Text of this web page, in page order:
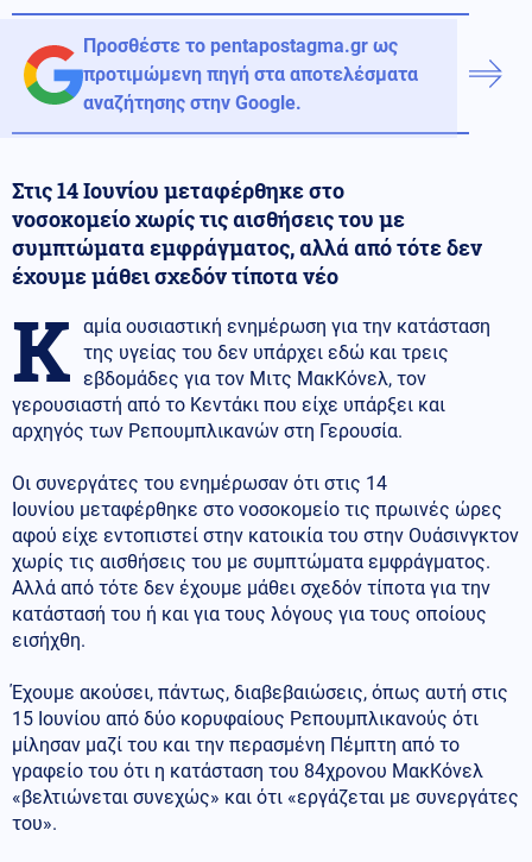
Προσθέστε το pentapostagma.gr ως
προτιμώμενη πηγή στα αποτελέσματα
αναζήτησης στην Google.
Στις 14 Ιουνίου μεταφέρθηκε στο
νοσοκομείο χωρίς τις αισθήσεις του με
συμπτώματα εμφράγματος, αλλά από τότε δεν
έχουμε μάθει σχεδόν τίποτα νέο
Κ αμία ουσιαστική ενημέρωση για την κατάσταση
της υγείας του δεν υπάρχει εδώ και τρεις
εβδομάδες για τον Μιτς ΜακΚόνελ, τον
γερουσιαστή από το Κεντάκι που είχε υπάρξει και
αρχηγός των Ρεπουμπλικανών στη Γερουσία.
Οι συνεργάτες του ενημέρωσαν ότι στις 14
Ιουνίου μεταφέρθηκε στο νοσοκομείο τις πρωινές ώρες
αφού είχε εντοπιστεί στην κατοικία του στην Ουάσινγκτον
χωρίς τις αισθήσεις του με συμπτώματα εμφράγματος.
Αλλά από τότε δεν έχουμε μάθει σχεδόν τίποτα για την
κατάστασή του ή και για τους λόγους για τους οποίους
εισήχθη.
Έχουμε ακούσει, πάντως, διαβεβαιώσεις, όπως αυτή στις
15 Ιουνίου από δύο κορυφαίους Ρεπουμπλικανούς ότι
μίλησαν μαζί του και την περασμένη Πέμπτη από το
γραφείο του ότι η κατάσταση του 84χρονου ΜακΚόνελ
«βελτιώνεται συνεχώς» και ότι «εργάζεται με συνεργάτες
του».